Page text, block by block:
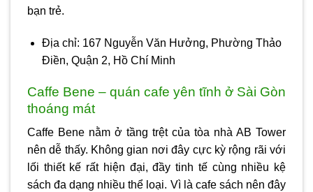
bạn trẻ.
Địa chỉ: 167 Nguyễn Văn Hưởng, Phường Thảo
Điền, Quận 2, Hồ Chí Minh
Caffe Bene – quán cafe yên tĩnh ở Sài Gòn
thoáng mát
Caffe Bene nằm ở tầng trệt của tòa nhà AB Tower
nên dễ thấy. Không gian nơi đây cực kỳ rộng rãi với
lối thiết kế rất hiện đại, đầy tinh tế cùng nhiều kệ
sách đa dạng nhiều thể loại. Vì là cafe sách nên đây